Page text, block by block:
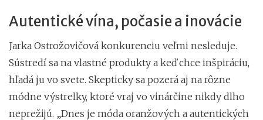
Autentické vína, počasie a inovácie
Jarka Ostrožovičová konkurenciu veľmi nesleduje.
Sústredí sa na vlastné produkty a keď chce inšpiráciu,
hľadá ju vo svete. Skepticky sa pozerá aj na rôzne
módne výstrelky, ktoré vraj vo vinárčine nikdy dlho
neprežijú. „Dnes je móda oranžových a autentických